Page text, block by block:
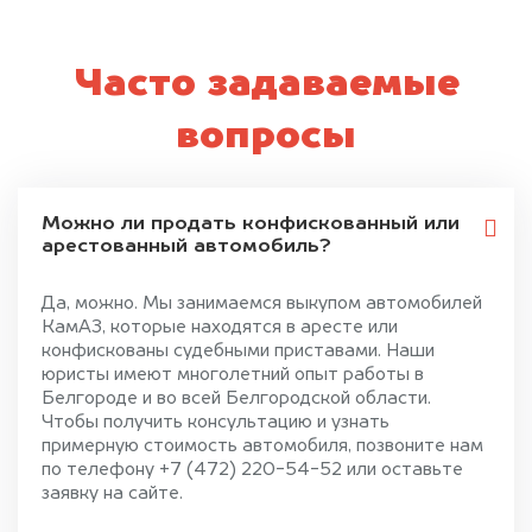
Часто задаваемые
вопросы
Можно ли продать конфискованный или
арестованный автомобиль?
Да, можно. Мы занимаемся выкупом автомобилей
КамАЗ, которые находятся в аресте или
конфискованы судебными приставами. Наши
юристы имеют многолетний опыт работы в
Белгороде и во всей Белгородской области.
Чтобы получить консультацию и узнать
примерную стоимость автомобиля, позвоните нам
по телефону +7 (472) 220-54-52 или оставьте
заявку на сайте.